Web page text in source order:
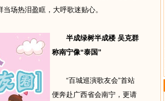
场热泪盈眶，大呼歌迷贴心。
半成绿树半成楼 吴克群
称南宁像“泰国”
“百城巡演歌友会”首站
便奔赴广西省会南宁，更请